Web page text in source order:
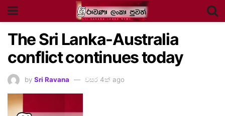
The Sri Lanka-Australia
conflict continues today
by Sri Ravana වසර 4ක් ago